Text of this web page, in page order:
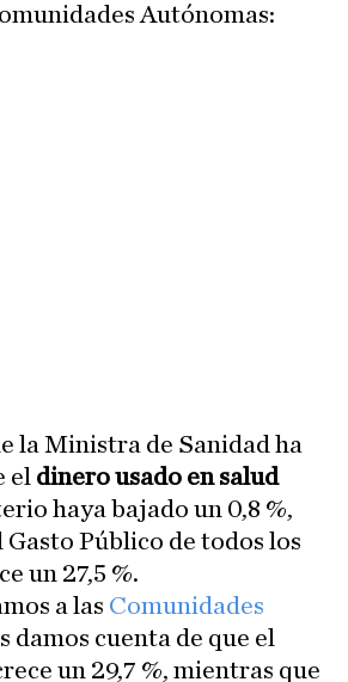
Autónomas:
la Ministra de Sanidad ha
el dinero usado en salud
haya bajado un 0,8 %,
Público de todos los
un 27,5 %.
a las Comunidades
damos cuenta de que el
un 29,7 %, mientras que